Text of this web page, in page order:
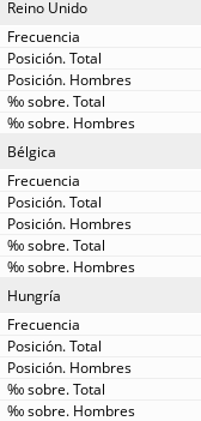
Reino Unido
Bélgica
Hungría